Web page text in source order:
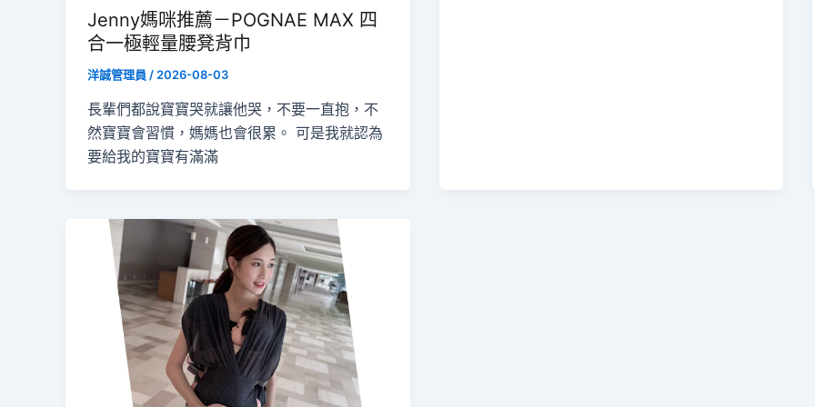
Jenny媽咪推薦－POGNAE MAX 四
合一極輕量腰凳背巾
洋誠管理員 /2026-08-03
長輩們都說寶寶哭就讓他哭，不要一直抱，不
然寶寶會習慣，媽媽也會很累。 可是我就認為
要給我的寶寶有滿滿